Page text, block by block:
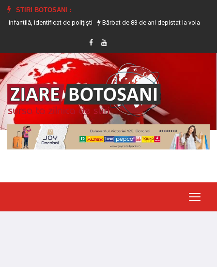
STIRI BOTOSANI :
de polițiști
Bărbat de 83 de ani depistat la volanul unui tractor